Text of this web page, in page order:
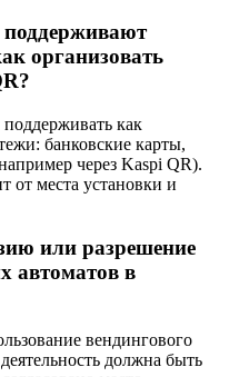
организовать
как
банковские карты,
через Kaspi QR).
от места установки и
или разрешение
автоматов в
вендингового
должна быть